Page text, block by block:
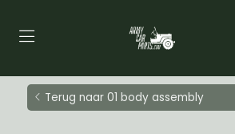
Terug naar 01 body assembly